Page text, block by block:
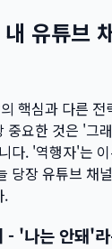
유튜브
의 핵심과 다른
중요한 것은 '그
다. '역행자'는
당장 유튜브 채
.
- '나는 안돼'